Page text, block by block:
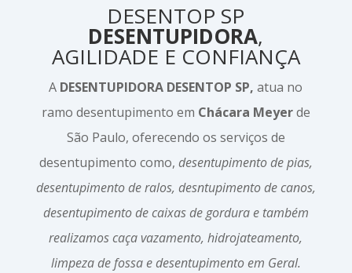
DESENTOP SP
DESENTUPIDORA,
AGILIDADE E CONFIANÇA
A DESENTUPIDORA DESENTOP SP,atua no
ramo desentupimento em Chácara Meyerde
São Paulo, oferecendo os serviços de
desentupimento como, desentupimento de pias,
desentupimento de ralos, desntupimento de canos,
desentupimento de caixas de gordura e também
realizamos caça vazamento, hidrojateamento,
limpeza de fossa e desentupimento em Geral.